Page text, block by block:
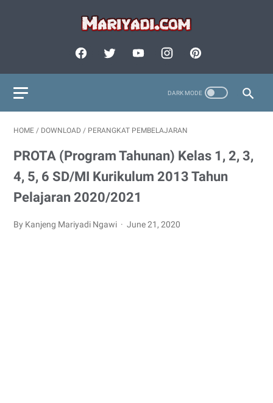
HOME / DOWNLOAD / PERANGKAT PEMBELAJARAN
PROTA (Program Tahunan) Kelas 1, 2, 3,
4, 5, 6 SD/MI Kurikulum 2013 Tahun
Pelajaran 2020/2021
By Kanjeng Mariyadi Ngawi June 21, 2020